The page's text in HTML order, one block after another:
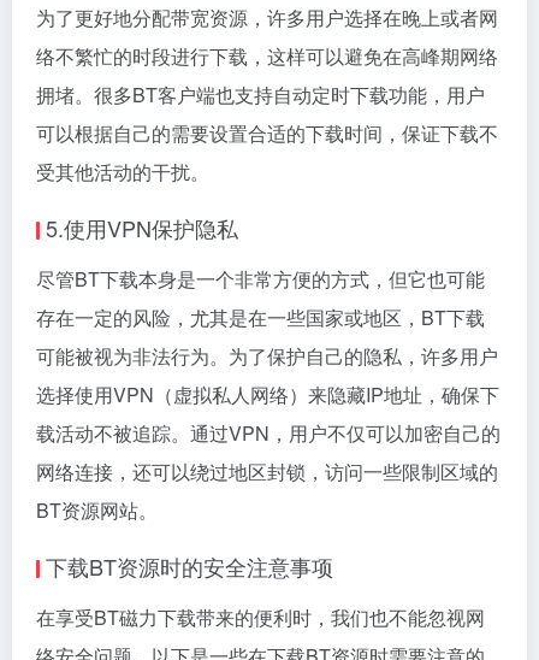
为了更好地分配带宽资源，许多用户选择在晚上或者网
络不繁忙的时段进行下载，这样可以避免在高峰期网络
拥堵。很多BT客户端也支持自动定时下载功能，用户
可以根据自己的需要设置合适的下载时间，保证下载不
受其他活动的干扰。
5.使用VPN保护隐私
尽管BT下载本身是一个非常方便的方式，但它也可能
存在一定的风险，尤其是在一些国家或地区，BT下载
可能被视为非法行为。为了保护自己的隐私，许多用户
选择使用VPN（虚拟私人网络）来隐藏IP地址，确保下
载活动不被追踪。通过VPN，用户不仅可以加密自己的
网络连接，还可以绕过地区封锁，访问一些限制区域的
BT资源网站。
下载BT资源时的安全注意事项
在享受BT磁力下载带来的便利时，我们也不能忽视网